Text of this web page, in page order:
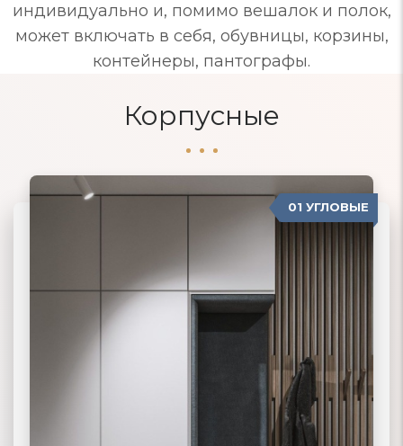
индивидуально и, помимо вешалок и полок,
может включать в себя, обувницы, корзины,
контейнеры, пантографы.
Корпусные
01 УГЛОВЫЕ